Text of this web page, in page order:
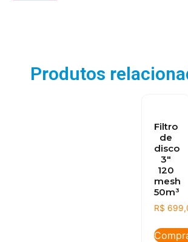
Produtos
Filtro
de
disco
3″
120
mesh
50m³
R$